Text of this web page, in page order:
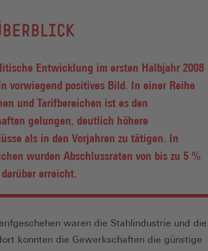
Entwicklung im ersten Halbjahr 2008
vorwiegend positives Bild. In einer Reihe
und Tarifbereichen ist es den
gelungen, deutlich höhere
als in den Vorjahren zu tätigen. In
wurden Abschlussraten von bis zu 5 %
erreicht.
waren die Stahlindustrie und die
konnten die Gewerkschaften die günstige